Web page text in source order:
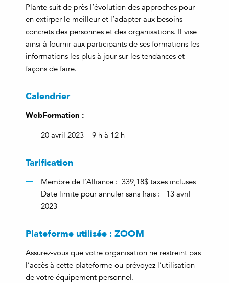
Plante suit de près l’évolution des approches pour
en extirper le meilleur et l’adapter aux besoins
concrets des personnes et des organisations. Il vise
ainsi à fournir aux participants de ses formations les
informations les plus à jour sur les tendances et
façons de faire.
Calendrier
WebFormation :
20 avril 2023 – 9 h à 12 h
Tarification
Membre de l’Alliance : 339,18$ taxes incluses
Date limite pour annuler sans frais : 13 avril
2023
Plateforme utilisée : ZOOM
Assurez-vous que votre organisation ne restreint pas
l’accès à cette plateforme ou prévoyez l’utilisation
de votre équipement personnel.